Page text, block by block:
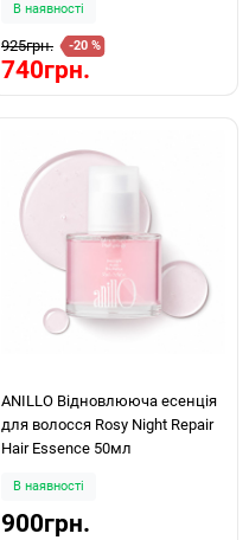
70ml
В наявності
925грн. -20 %
740грн.
ANILLO Відновлююча есенція
для волосся Rosy Night Repair
Hair Essence 50мл
В наявності
900грн.